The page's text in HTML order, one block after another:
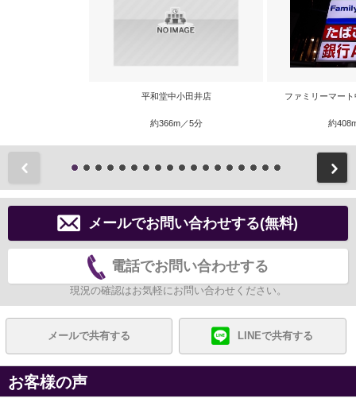
平和堂中小田井店
約366m／5分
ファミリーマー
約
メールでお問い合わせする(無料)
電話でお問い合わせする
現況の確認はお気軽にお問い合わせください。
メールで共有する LINEで共有する
お客様の声